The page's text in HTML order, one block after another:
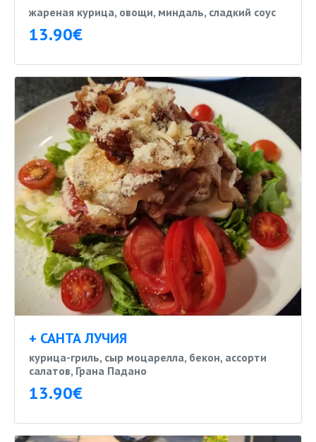
жареная курица, овощи, миндаль, сладкий соус
13.90€
+ САНТА ЛУЧИЯ
курица-гриль, сыр моцарелла, бекон, ассорти
салатов, Грана Падано
13.90€